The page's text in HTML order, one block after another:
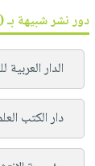
دور نشر شبيهة بـ
الدار
دار الكتب